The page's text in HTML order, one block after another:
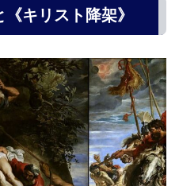
キリスト降架》